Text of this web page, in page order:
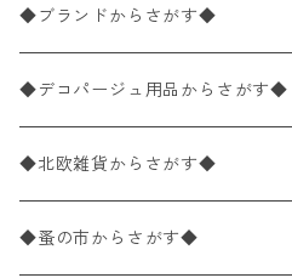
ペーパーナプキン20枚入りパック
ペーパーナプキン10枚入りパック
ライスペーパー
ペーパーリネンナプキン
バラ売り
パック売り
25×25cm（カクテルサイズ）
バラ売り
パック売り
40×40cm（ディナーサイズ）
バラ売り
パック売り
21×21cm（ポケットサイズ）
バラ売り
33cm（ラウンド）
花柄
植物・グリーン柄
動物・鳥・昆虫・蝶柄
海・魚柄
◆ブランドからさがす◆
ドイツ製 IHR/イア
ランチサイズ
カクテルサイズ
ドイツ製 Ambiente/アンビエンテ
ランチサイズ
ドイツ製 Paperproducts Design
◆デコパージュ用品からさがす◆
デコパージュ液
デコパージュ下地
◆北欧雑貨からさがす◆
シリコンモールド
◆蚤の市からさがす◆